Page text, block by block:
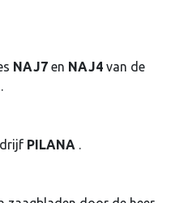
NAJ7 en NAJ4 van de
.
PILANA .